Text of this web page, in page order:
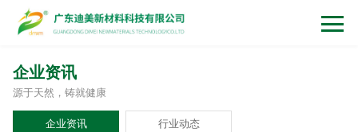
企业资讯
源于天然，铸就健康
企业资讯 行业动态